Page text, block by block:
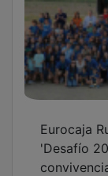
Respaldo
Rural,